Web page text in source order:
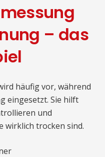
– das
häufig vor, während
eingesetzt. Sie hilft
und
wirklich trocken sind.